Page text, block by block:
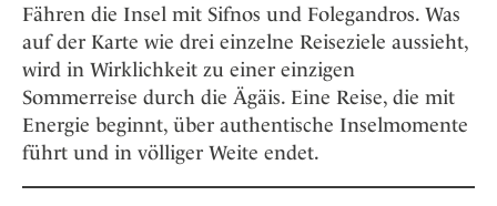
Fähren die Insel mit Sifnos und Folegandros. Was
auf der Karte wie drei einzelne Reiseziele aussieht,
wird in Wirklichkeit zu einer einzigen
Sommerreise durch die Ägäis. Eine Reise, die mit
Energie beginnt, über authentische Inselmomente
führt und in völliger Weite endet.